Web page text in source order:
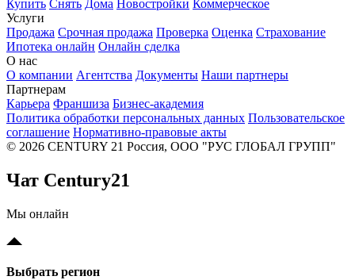
Купить Снять Дома Новостройки Коммерческое
Услуги
Продажа Срочная продажа Проверка Оценка Страхование
Ипотека онлайн Онлайн сделка
О нас
О компании Агентства Документы Наши партнеры
Партнерам
Карьера Франшиза Бизнес-академия
Политика обработки персональных данных Пользовательское
соглашение Нормативно-правовые акты
© 2026 CENTURY 21 Россия, ООО "РУС ГЛОБАЛ ГРУПП"
Чат Century21
Мы онлайн
Выбрать регион